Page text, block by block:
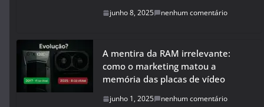
junho 8, 2025 nenhum comentário
A mentira da RAM irrelevante:
como o marketing matou a
memória das placas de vídeo
junho 1, 2025 nenhum comentário